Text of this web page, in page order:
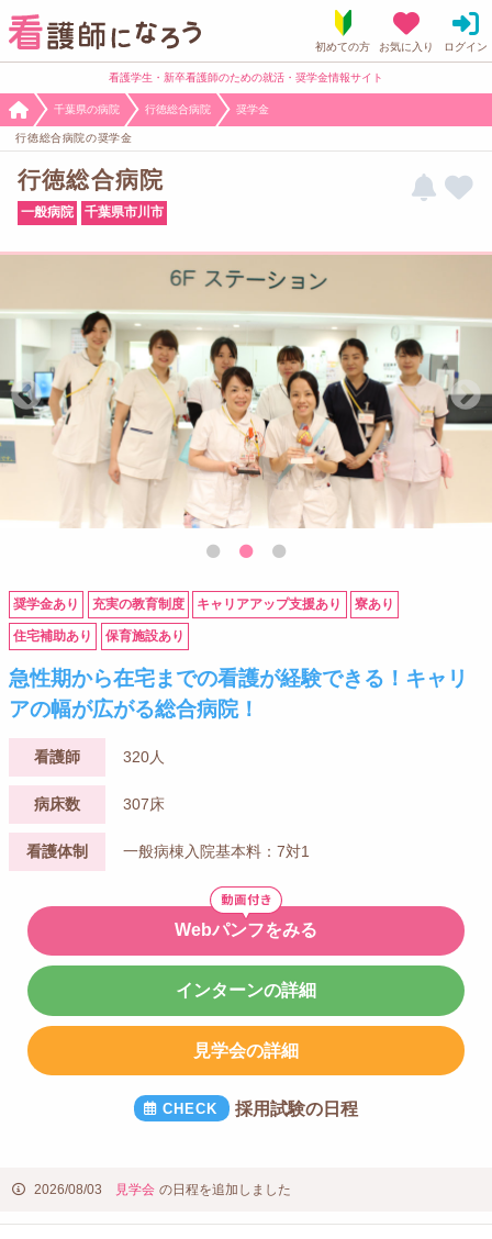
看護学生・新卒看護師のための就活・奨学金情報サイト
千葉県の病院 行徳総合病院 奨学金
行徳総合病院の奨学金
行徳総合病院
一般病院 千葉県市川市
奨学金あり 充実の教育制度 キャリアアップ支援あり 寮あり
住宅補助あり 保育施設あり
急性期から在宅までの看護が経験できる！キャリ
アの幅が広がる総合病院！
看護師 320人
病床数 307床
看護体制 一般病棟入院基本料：7対1
Webパンフをみる
インターンの詳細
見学会の詳細
採用試験の日程
2026/08/03 見学会 の日程を追加しました